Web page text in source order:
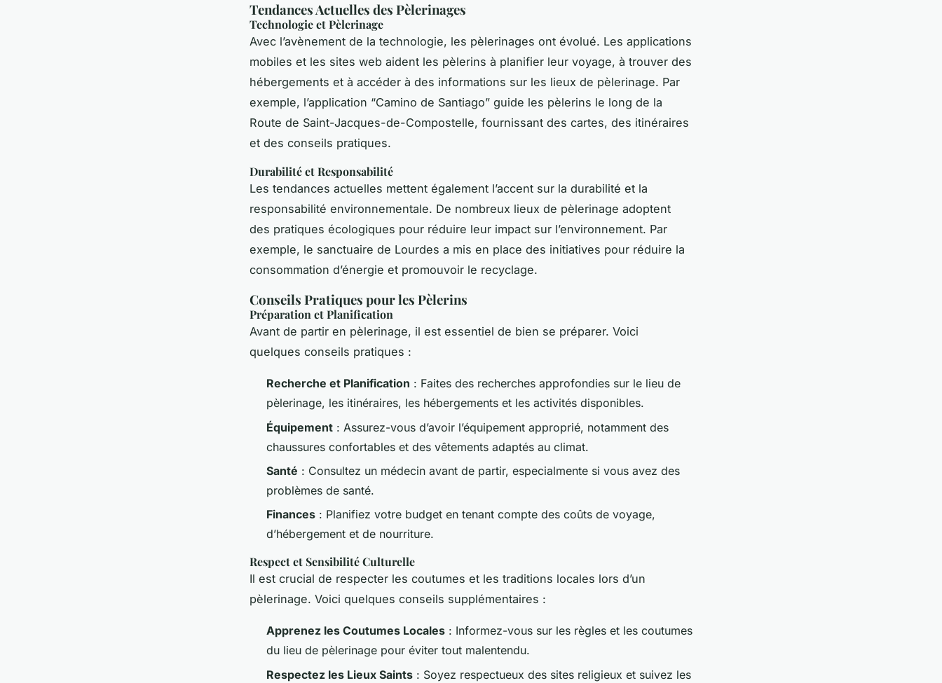
Tendances Actuelles des Pèlerinages
Technologie et Pèlerinage
Avec l’avènement de la technologie, les pèlerinages ont évolué. Les applications
mobiles et les sites web aident les pèlerins à planifier leur voyage, à trouver des
hébergements et à accéder à des informations sur les lieux de pèlerinage. Par
exemple, l’application “Camino de Santiago” guide les pèlerins le long de la
Route de Saint-Jacques-de-Compostelle, fournissant des cartes, des itinéraires
et des conseils pratiques.
Durabilité et Responsabilité
Les tendances actuelles mettent également l’accent sur la durabilité et la
responsabilité environnementale. De nombreux lieux de pèlerinage adoptent
des pratiques écologiques pour réduire leur impact sur l’environnement. Par
exemple, le sanctuaire de Lourdes a mis en place des initiatives pour réduire la
consommation d’énergie et promouvoir le recyclage.
Conseils Pratiques pour les Pèlerins
Préparation et Planification
Avant de partir en pèlerinage, il est essentiel de bien se préparer. Voici
quelques conseils pratiques :
Recherche et Planification : Faites des recherches approfondies sur le lieu de
pèlerinage, les itinéraires, les hébergements et les activités disponibles.
Équipement : Assurez-vous d’avoir l’équipement approprié, notamment des
chaussures confortables et des vêtements adaptés au climat.
Santé : Consultez un médecin avant de partir, especialmente si vous avez des
problèmes de santé.
Finances : Planifiez votre budget en tenant compte des coûts de voyage,
d’hébergement et de nourriture.
Respect et Sensibilité Culturelle
Il est crucial de respecter les coutumes et les traditions locales lors d’un
pèlerinage. Voici quelques conseils supplémentaires :
Apprenez les Coutumes Locales : Informez-vous sur les règles et les coutumes
du lieu de pèlerinage pour éviter tout malentendu.
Respectez les Lieux Saints : Soyez respectueux des sites religieux et suivez les